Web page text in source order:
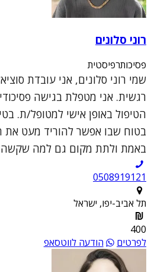
רוני סלונים
פסיכותרפיסטית
שמי רוני סלונים, אני עובדת
רגשית. אני מטפלת בגישה
הטיפול באופן אישי למטופל/ת.
בטוח שבו אפשר להוריד מעט את
באמת ולתת מקום גם למה שקשה
0508919121
תל אביב-יפו, ישראל
400
לפרטים
הודעה לווטסאפ